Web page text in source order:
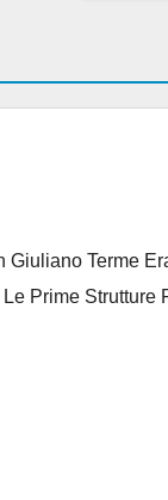
Terme
Prime Strutture